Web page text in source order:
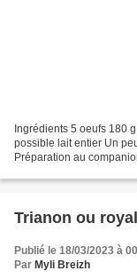
Ingrédients 5 oeufs 180
possible lait entier Un
Préparation au
Trianon ou
Publié le 18/03/2023 à
Par Myli Breizh